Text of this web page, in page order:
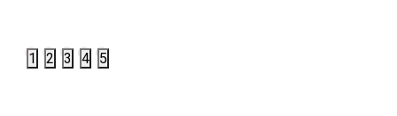
1 2 3 4 5